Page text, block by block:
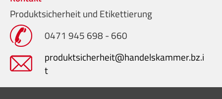
Produktsicherheit und Etikettierung
0471 945 698 - 660
produktsicherheit@handelskammer.bz.i
t